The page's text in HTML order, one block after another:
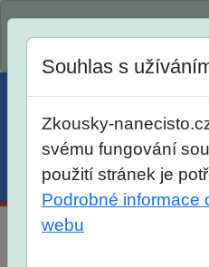
Menu Účet Košík
Souhlas s
Zkousky-
svému fungování
použití stránek je
Podrobné informace
webu